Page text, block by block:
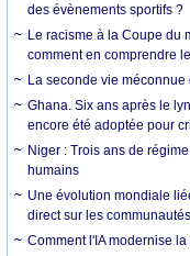
des évènements sportifs ?
Le racisme à la Coupe du
comment en comprendre
La seconde vie méconnue
Ghana. Six ans après le
encore été adoptée pour
Niger : Trois ans de
humains
Une évolution mondiale
direct sur les
Comment l'IA modernise